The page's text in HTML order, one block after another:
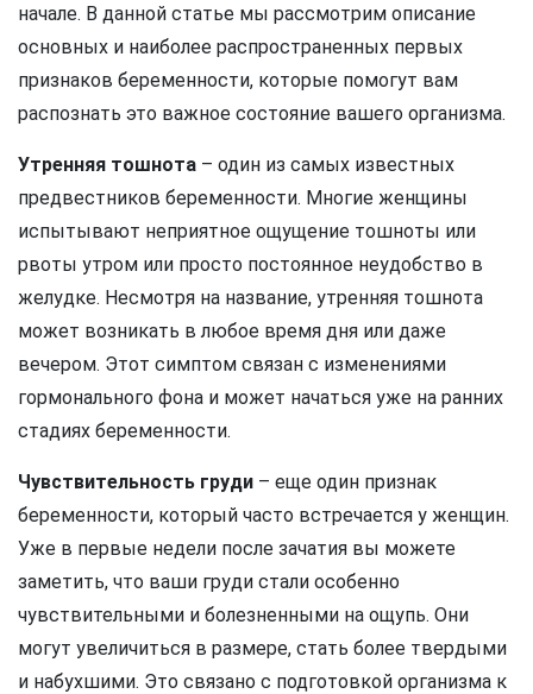
начале. В данной статье мы рассмотрим описание
основных и наиболее распространенных первых
признаков беременности, которые помогут вам
распознать это важное состояние вашего организма.
Утренняя тошнота – один из самых известных
предвестников беременности. Многие женщины
испытывают неприятное ощущение тошноты или
рвоты утром или просто постоянное неудобство в
желудке. Несмотря на название, утренняя тошнота
может возникать в любое время дня или даже
вечером. Этот симптом связан с изменениями
гормонального фона и может начаться уже на ранних
стадиях беременности.
Чувствительность груди – еще один признак
беременности, который часто встречается у женщин.
Уже в первые недели после зачатия вы можете
заметить, что ваши груди стали особенно
чувствительными и болезненными на ощупь. Они
могут увеличиться в размере, стать более твердыми
и набухшими. Это связано с подготовкой организма к